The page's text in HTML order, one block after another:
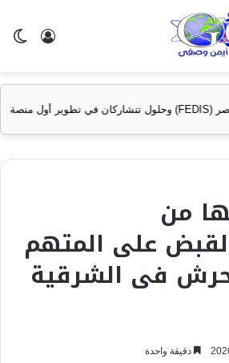
تسجيل
من
على المتهم
فى الشرقية
دقيقة واحدة